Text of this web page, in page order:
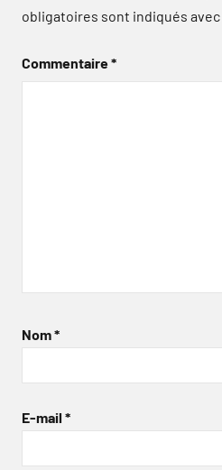
obligatoires sont indiqués avec
Commentaire*
Nom*
E-mail *